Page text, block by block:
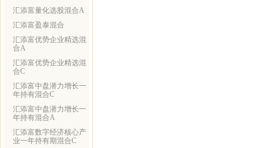
汇添富量化选股混合A
汇添富盈泰混合
汇添富优势企业精选混
合A
汇添富优势企业精选混
合C
汇添富中盘潜力增长一
年持有混合C
汇添富中盘潜力增长一
年持有混合A
汇添富数字经济核心产
业一年持有期混合C